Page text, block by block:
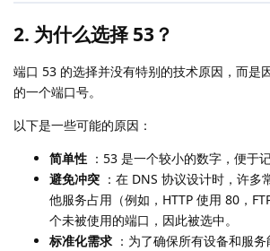
2. 为什么选择 53？
端口 53 的选择并没有特别的技术原因，而是
的一个端口号。
以下是一些可能的原因：
简单性 ：53 是一个较小的数字，便于
避免冲突 ：在 DNS 协议设计时，许多
他服务占用（例如，HTTP 使用 80，
个未被使用的端口，因此被选中。
标准化需求 ：为了确保所有设备和服